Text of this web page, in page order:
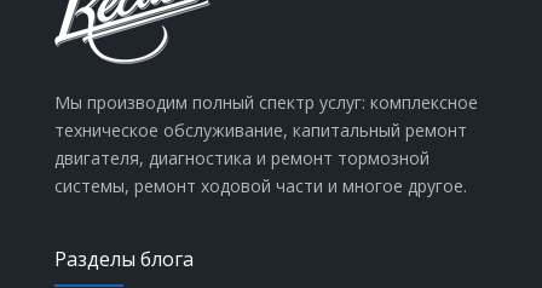
Мы производим полный спектр услуг: комплексное
техническое обслуживание, капитальный ремонт
двигателя, диагностика и ремонт тормозной
системы, ремонт ходовой части и многое другое.
Разделы блога